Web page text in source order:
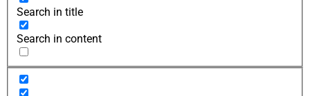
Search in title
Search in content